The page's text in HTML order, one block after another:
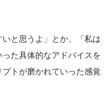
いと思うよ」とか、「私は
た具体的なアドバイスを
トが磨かれていった感覚